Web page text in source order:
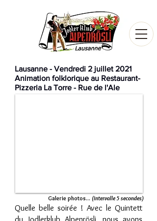
Lausanne - Vendredi 2 juillet 2021
Animation folklorique au Restaurant-
Pizzeria La Torre - Rue de l'Ale
Galerie photos... (intervalle 5 secondes)
Quelle belle soirée ! Avec le Quintett
du Jodlerklub Alpenrösli, nous avons